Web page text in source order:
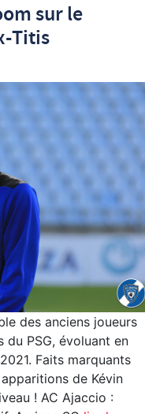
sur le
Titis
des anciens joueurs
du PSG, évoluant en
Faits marquants
de Kévin
! AC Ajaccio :